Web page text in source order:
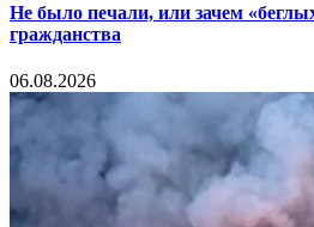
Не было печали, или зачем
гражданства
06.08.2026